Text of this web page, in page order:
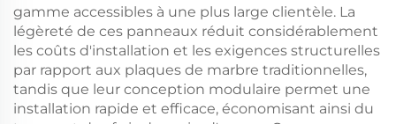
gamme accessibles à une plus large clientèle. La
légèreté de ces panneaux réduit considérablement
les coûts d'installation et les exigences structurelles
par rapport aux plaques de marbre traditionnelles,
tandis que leur conception modulaire permet une
installation rapide et efficace, économisant ainsi du